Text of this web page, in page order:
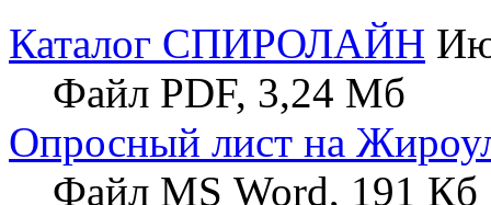
Каталог СПИРОЛАЙН
Файл PDF, 3,24 Мб
Опросный лист на
Файл MS Word, 191 Кб